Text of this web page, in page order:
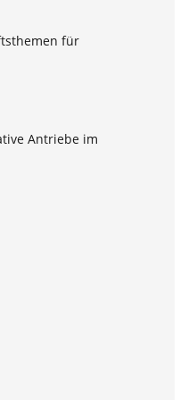
für
Antriebe im